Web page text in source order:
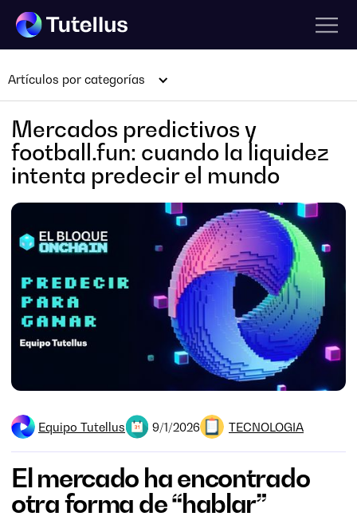
Artículos por categorías
Mercados predictivos y
football.fun: cuando la liquidez
intenta predecir el mundo
Equipo Tutellus 9/1/2026 TECNOLOGIA
El mercado ha encontrado
otra forma de “hablar”